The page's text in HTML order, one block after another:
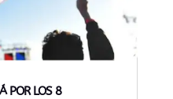
POR LOS 8